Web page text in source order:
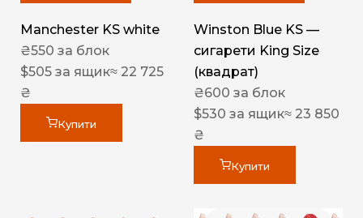
Manchester KS white
₴550 за блок
$505 за ящик≈ 22 725
₴
Купити
Winston Blue KS —
сигарети King Size
(квадрат)
₴600 за блок
$530 за ящик≈ 23 850
₴
Купити